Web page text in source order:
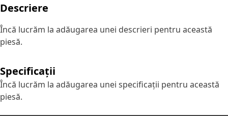
Descriere
Încă lucrăm la adăugarea unei descrieri pentru această
piesă.
Specificații
Încă lucrăm la adăugarea unei specificații pentru această
piesă.